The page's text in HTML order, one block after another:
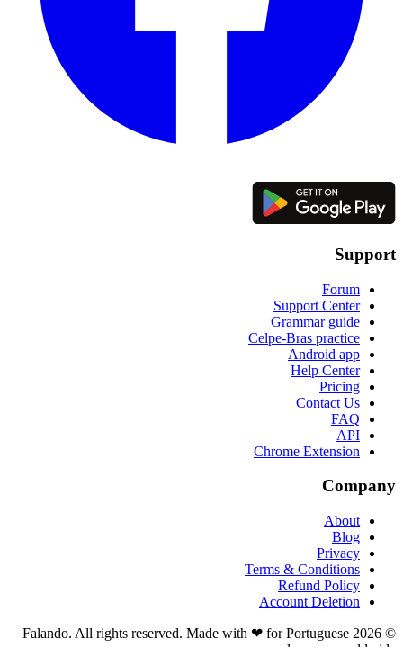
Support
Forum
Support Center
Grammar guide
Celpe-Bras practice
Android app
Help Center
Pricing
Contact Us
FAQ
API
Chrome Extension
Company
About
Blog
Privacy
Terms & Conditions
Refund Policy
Account Deletion
© 2026 Falando. All rights reserved. Made with ❤ for Portuguese